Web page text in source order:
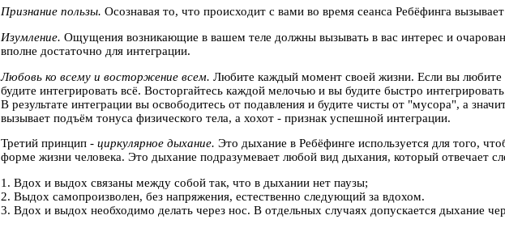
Признание пользы. Осознавая то, что происходит с вами во время сеанса Ребёфинга
Изумление. Ощущения возникающие в вашем теле должны вызывать в вас интерес и
вполне достаточно для интеграции.
Любовь ко всему и восторжение всем. Любите каждый момент своей жизни. Если вы любите
будите интегрировать всё. Восторгайтесь каждой мелочью и вы будите быстро
В результате интеграции вы освободитесь от подавления и будите чисты от "мусора", а
вызывает подъём тонуса физического тела, а хохот - признак успешной интеграции.
Третий принцип - циркулярное дыхание. Это дыхание в Ребёфинге используется для того,
форме жизни человека. Это дыхание подразумевает любой вид дыхания, который отвечает
1. Вдох и выдох связаны между собой так, что в дыхании нет паузы;
2. Выдох самопроизволен, без напряжения, естественно следующий за вдохом.
3. Вдох и выдох необходимо делать через нос. В отдельных случаях допускается дыхание